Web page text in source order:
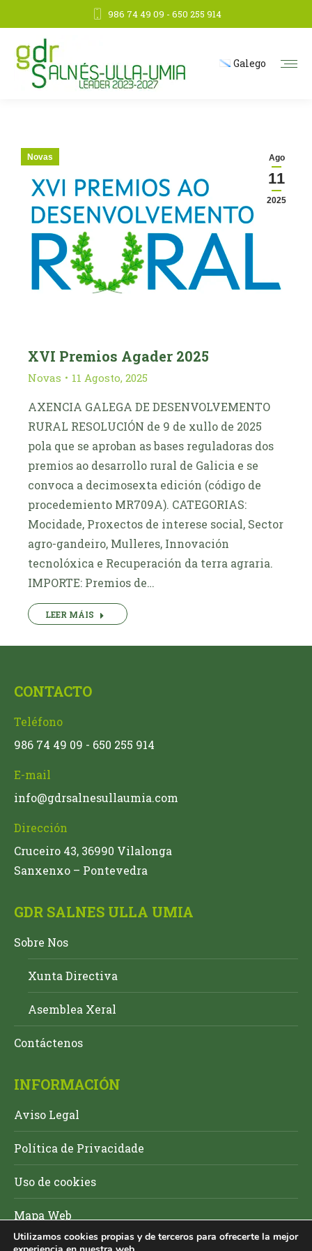
986 74 49 09 - 650 255 914
Galego
Ago
11
2025
Novas
XVI Premios Agader 2025
Novas 11 Agosto, 2025
AXENCIA GALEGA DE DESENVOLVEMENTO
RURAL RESOLUCIÓN de 9 de xullo de 2025
pola que se aproban as bases reguladoras dos
premios ao desarrollo rural de Galicia e se
convoca a decimosexta edición (código de
procedemiento MR709A). CATEGORIAS:
Mocidade, Proxectos de interese social, Sector
agro-gandeiro, Mulleres, Innovación
tecnolóxica e Recuperación da terra agraria.
IMPORTE: Premios de…
LEER MÁIS
CONTACTO
Teléfono
986 74 49 09 - 650 255 914
E-mail
info@gdrsalnesullaumia.com
Dirección
Cruceiro 43, 36990 Vilalonga
Sanxenxo – Pontevedra
GDR SALNES ULLA UMIA
Sobre Nos
Xunta Directiva
Asemblea Xeral
Contáctenos
INFORMACIÓN
Aviso Legal
Política de Privacidade
Uso de cookies
Mapa Web
Utilizamos cookies propias y de terceros para ofrecerte la mejor